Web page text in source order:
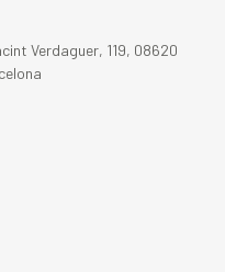
Verdaguer, 119, 08620